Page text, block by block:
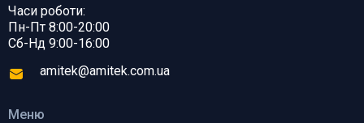
Меню
Часи роботи:
Пн-Пт 8:00-20:00
Сб-Нд 9:00-16:00
amitek@amitek.com.ua